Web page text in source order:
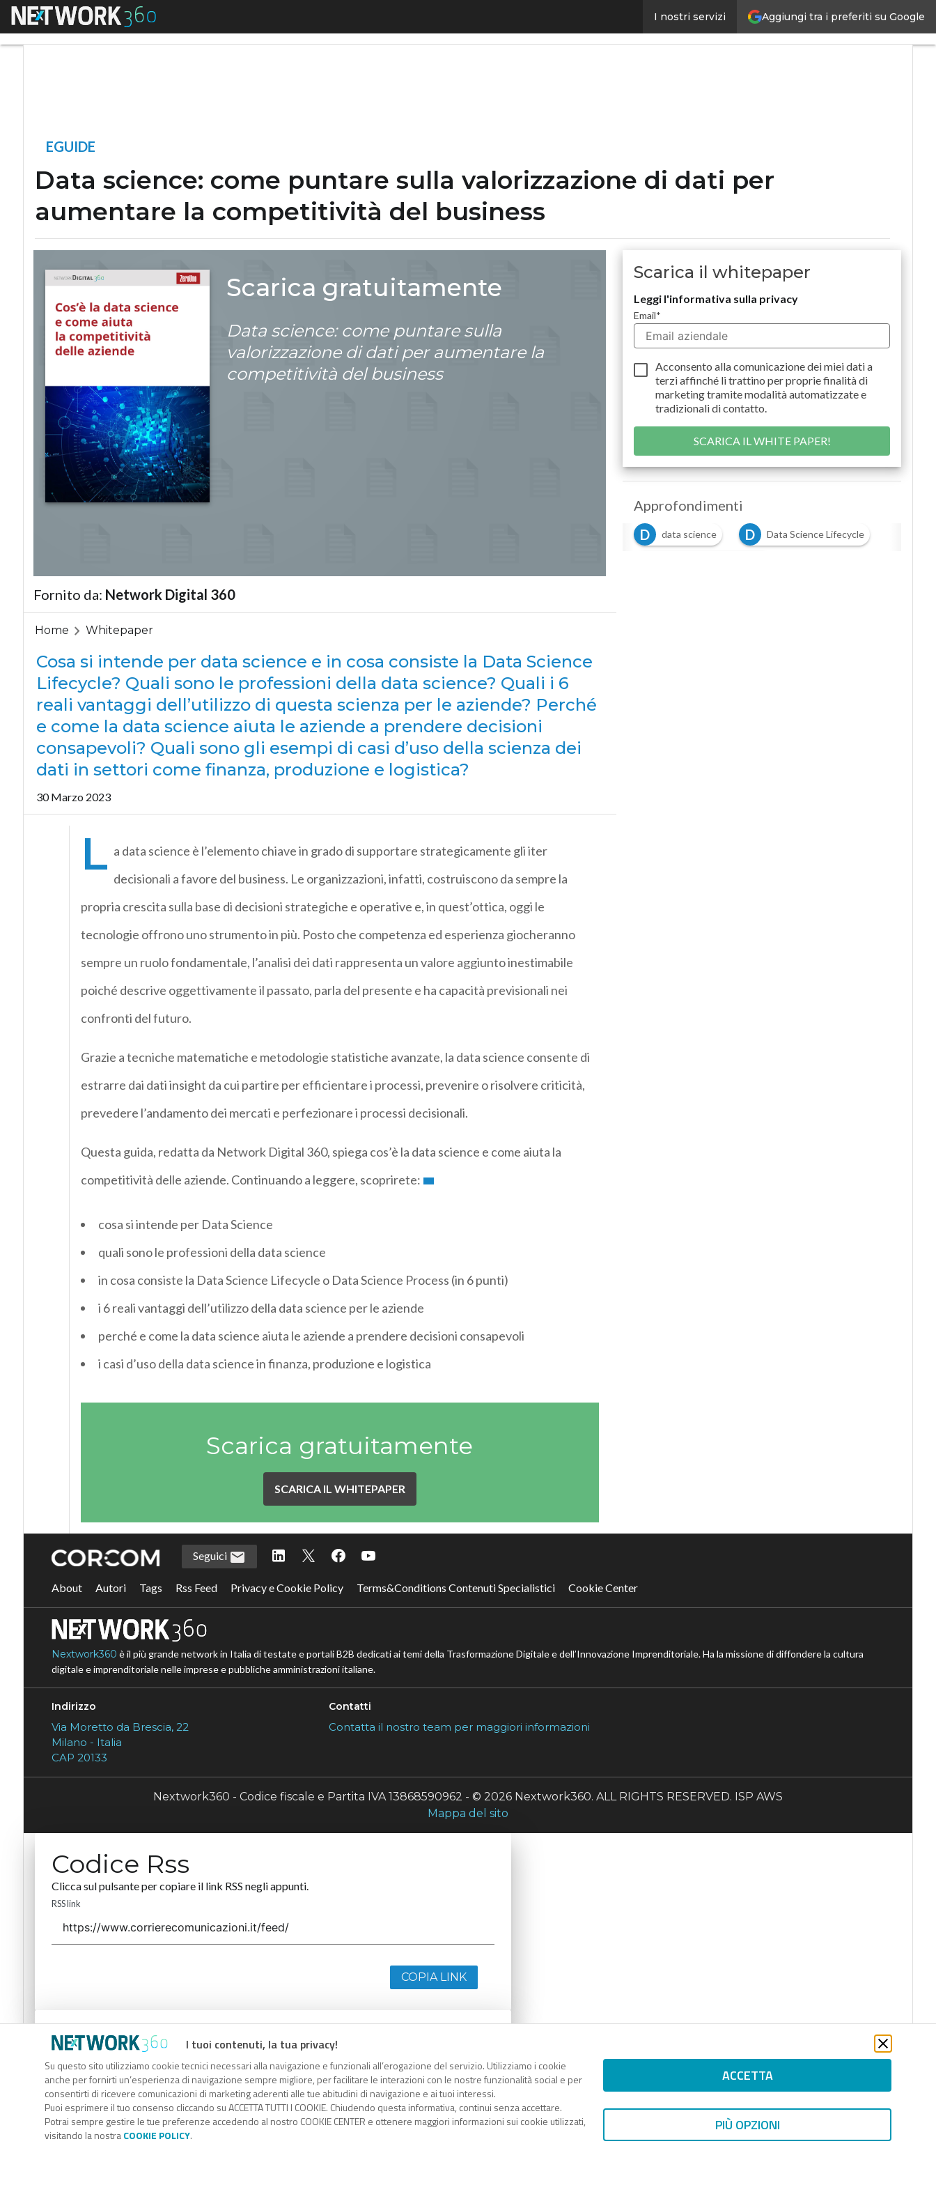
Aggiungi tra i preferiti su Google
I nostri servizi
Menu Data science: come puntare sulla valorizzazione di dati per aumentare la competitività del businessUltimi
articoli
artificiale
Podcast
EGUIDE
Data science: come puntare sulla valorizzazione di dati per
aumentare la competitività del business
Scarica gratuitamente
Data science: come puntare sulla
valorizzazione di dati per aumentare la
competitività del business
Fornito da: Network Digital 360
Home Whitepaper
Cosa si intende per data science e in cosa consiste la Data Science
Lifecycle? Quali sono le professioni della data science? Quali i 6
reali vantaggi dell’utilizzo di questa scienza per le aziende? Perché
e come la data science aiuta le aziende a prendere decisioni
consapevoli? Quali sono gli esempi di casi d’uso della scienza dei
dati in settori come finanza, produzione e logistica?
30 Marzo 2023
L a data science è l’elemento chiave in grado di supportare strategicamente gli iter
decisionali a favore del business. Le organizzazioni, infatti, costruiscono da sempre la
propria crescita sulla base di decisioni strategiche e operative e, in quest’ottica, oggi le
tecnologie offrono uno strumento in più. Posto che competenza ed esperienza giocheranno
sempre un ruolo fondamentale, l’analisi dei dati rappresenta un valore aggiunto inestimabile
poiché descrive oggettivamente il passato, parla del presente e ha capacità previsionali nei
confronti del futuro.
Grazie a tecniche matematiche e metodologie statistiche avanzate, la data science consente di
estrarre dai dati insight da cui partire per efficientare i processi, prevenire o risolvere criticità,
prevedere l’andamento dei mercati e perfezionare i processi decisionali.
Questa guida, redatta da Network Digital 360, spiega cos’è la data science e come aiuta la
competitività delle aziende. Continuando a leggere, scoprirete:
cosa si intende per Data Science
quali sono le professioni della data science
in cosa consiste la Data Science Lifecycle o Data Science Process (in 6 punti)
i 6 reali vantaggi dell’utilizzo della data science per le aziende
perché e come la data science aiuta le aziende a prendere decisioni consapevoli
i casi d’uso della data science in finanza, produzione e logistica
Scarica gratuitamente
SCARICA IL WHITEPAPER
Scarica il whitepaper
Leggi l'informativa sulla privacy
Email*
Acconsento alla comunicazione dei miei dati a
terziaffinché li trattino per proprie finalità di
marketing tramite modalità automatizzate e
tradizionali di contatto.
Approfondimenti
D
data science D Data Science Lifecycle
I tuoi contenuti, la tua privacy!
Su questo sito utilizziamo cookie tecnici necessari alla navigazione e funzionali all’erogazione del servizio. Utilizziamo i cookie
anche per fornirti un’esperienza di navigazione sempre migliore, per facilitare le interazioni con le nostre funzionalità social e per
consentirti di ricevere comunicazioni di marketing aderenti alle tue abitudini di navigazione e ai tuoi interessi.
Puoi esprimere il tuo consenso cliccando su ACCETTA TUTTI I COOKIE. Chiudendo questa informativa, continui senza accettare.
Potrai sempre gestire le tue preferenze accedendo al nostro COOKIE CENTER e ottenere maggiori informazioni sui cookie utilizzati,
visitando la nostraCOOKIE POLICY.
ACCETTA
PIÙ OPZIONI
Seguici
About Autori Tags Rss Feed Privacy e Cookie Policy Terms&Conditions Contenuti Specialistici Cookie Center
Nextwork360 è il più grande network in Italia di testate e portali B2B dedicati ai temi della Trasformazione Digitale e dell’Innovazione Imprenditoriale. Ha la missione di diffondere la cultura
digitale e imprenditoriale nelle imprese e pubbliche amministrazioni italiane.
Indirizzo
Via Moretto da Brescia, 22
Milano - Italia
CAP 20133
Contatti
Contatta il nostro team per maggiori informazioni
Nextwork360 - Codice fiscale e Partita IVA 13868590962 - © 2026 Nextwork360. ALL RIGHTS RESERVED. ISP AWS
Mappa del sito
Codice Rss
Clicca sul pulsante per copiare il link RSS negli appunti.
RSS link
COPIA LINK
Codice Rss
Clicca sul pulsante per copiare il link RSS negli appunti.
RSS link